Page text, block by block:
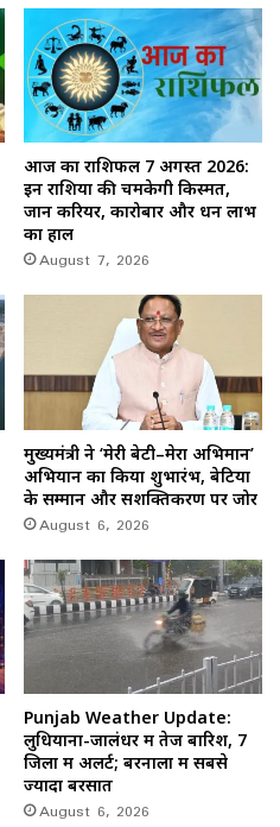
आज का राशिफल 7 अगस्त 2026:
इन राशियों की चमकेगी किस्मत,
जानें करियर, कारोबार और धन लाभ
का हाल
August 7, 2026
मुख्यमंत्री ने ‘मेरी बेटी–मेरा अभिमान’
अभियान का किया शुभारंभ, बेटियों
के सम्मान और सशक्तिकरण पर जोर
August 6, 2026
Punjab Weather Update:
लुधियाना-जालंधर में तेज बारिश, 7
जिलों में अलर्ट; बरनाला में सबसे
ज्यादा बरसात
August 6, 2026